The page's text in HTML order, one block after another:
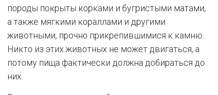
породы покрыты корками и бугристыми матами,
а также мягкими кораллами и другими
животными, прочно прикрепившимися к камню.
Никто из этих животных не может двигаться, а
потому пища фактически должна добираться до
них.